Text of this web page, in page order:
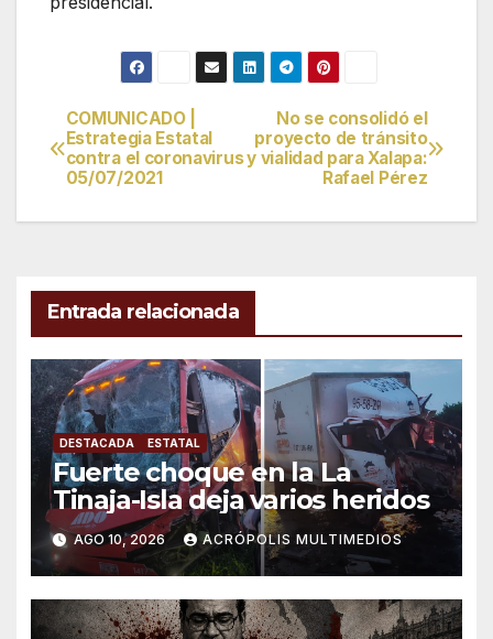
Navegación
de
entradas
No se consolidó el
proyecto de tránsito
y vialidad para Xalapa:
Rafael Pérez
COMUNICADO |
Estrategia Estatal
contra el coronavirus
05/07/2021
Entrada relacionada
DESTACADA ESTATAL
Fuerte choque en la La
Tinaja-Isla deja varios heridos
AGO 10, 2026 ACRÓPOLIS MULTIMEDIOS